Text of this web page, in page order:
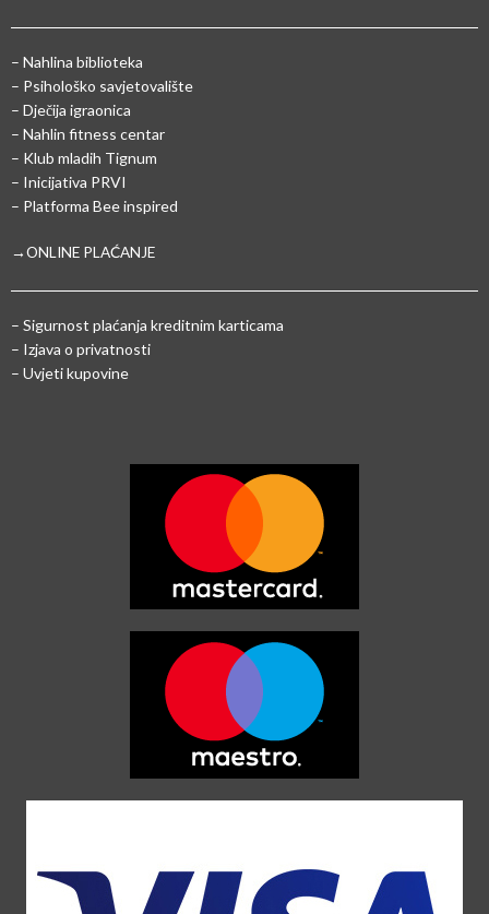
– Nahlina biblioteka
– Psihološko savjetovalište
– Dječija igraonica
– Nahlin fitness centar
– Klub mladih Tignum
– Inicijativa PRVI
– Platforma Bee inspired
→ONLINE PLAĆANJE
– Sigurnost plaćanja kreditnim karticama
– Izjava o privatnosti
– Uvjeti kupovine